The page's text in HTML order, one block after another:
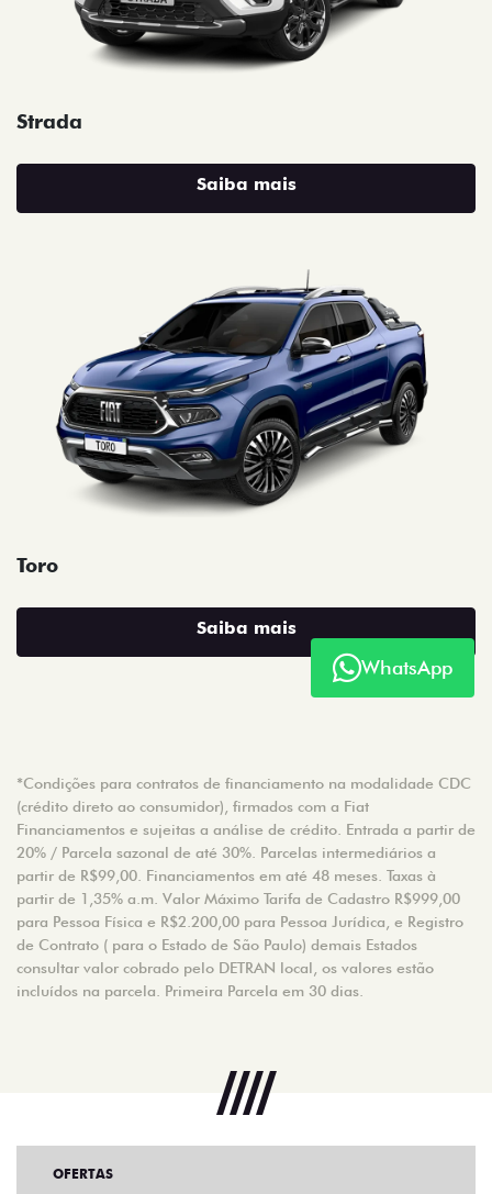
Strada
Saiba mais
Toro
Saiba mais
*Condições para contratos de financiamento na modalidade CDC
(crédito direto ao consumidor), firmados com a Fiat
Financiamentos e sujeitas a análise de crédito. Entrada a partir de
20% / Parcela sazonal de até 30%. Parcelas intermediários a
partir de R$99,00. Financiamentos em até 48 meses. Taxas à
partir de 1,35% a.m. Valor Máximo Tarifa de Cadastro R$999,00
para Pessoa Física e R$2.200,00 para Pessoa Jurídica, e Registro
de Contrato ( para o Estado de São Paulo) demais Estados
consultar valor cobrado pelo DETRAN local, os valores estão
incluídos na parcela. Primeira Parcela em 30 dias.
WhatsApp
OFERTAS